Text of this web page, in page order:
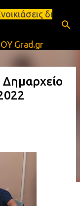
Grad.gr